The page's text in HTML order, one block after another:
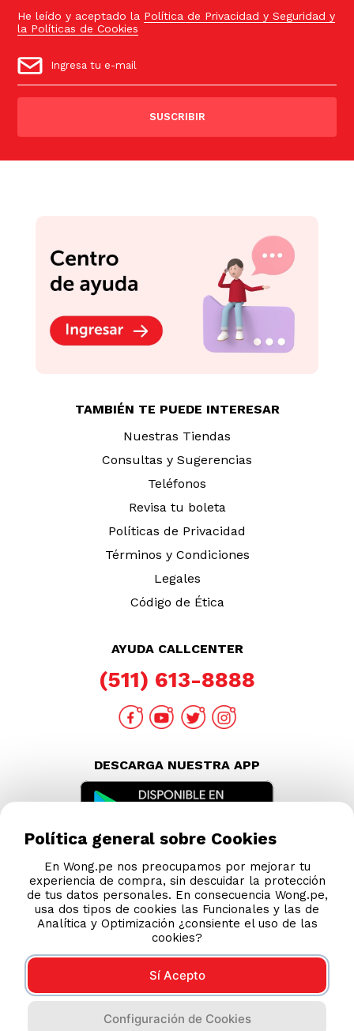
He leído y aceptado la Política de Privacidad y Seguridad y
la Políticas de Cookies
SUSCRIBIR
TAMBIÉN TE PUEDE INTERESAR
Nuestras Tiendas
Consultas y Sugerencias
Teléfonos
Revisa tu boleta
Políticas de Privacidad
Términos y Condiciones
Legales
Código de Ética
AYUDA CALLCENTER
(511) 613-8888
DESCARGA NUESTRA APP
Política general sobre Cookies
En Wong.pe nos preocupamos por mejorar tu
experiencia de compra, sin descuidar la protección
de tus datos personales. En consecuencia Wong.pe,
usa dos tipos de cookies las Funcionales y las de
Analítica y Optimización ¿consiente el uso de las
cookies?
Sí Acepto
Configuración de Cookies